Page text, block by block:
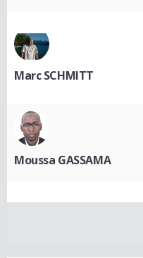
Marc SCHMITT
Moussa GASSAMA